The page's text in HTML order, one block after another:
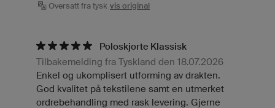
Oversatt fra tysk vis original
Poloskjorte Klassisk
Tilbakemelding fra Tyskland den 18.07.2026
Enkel og ukomplisert utforming av drakten.
God kvalitet på tekstilene samt en utmerket
ordrebehandling med rask levering. Gjerne